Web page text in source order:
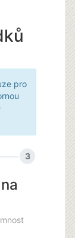
pro
3